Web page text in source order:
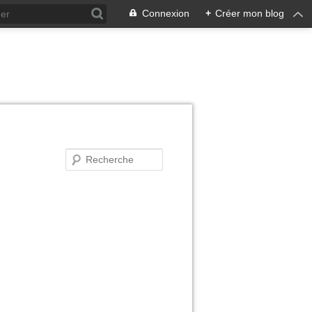
Connexion + Créer mon blog